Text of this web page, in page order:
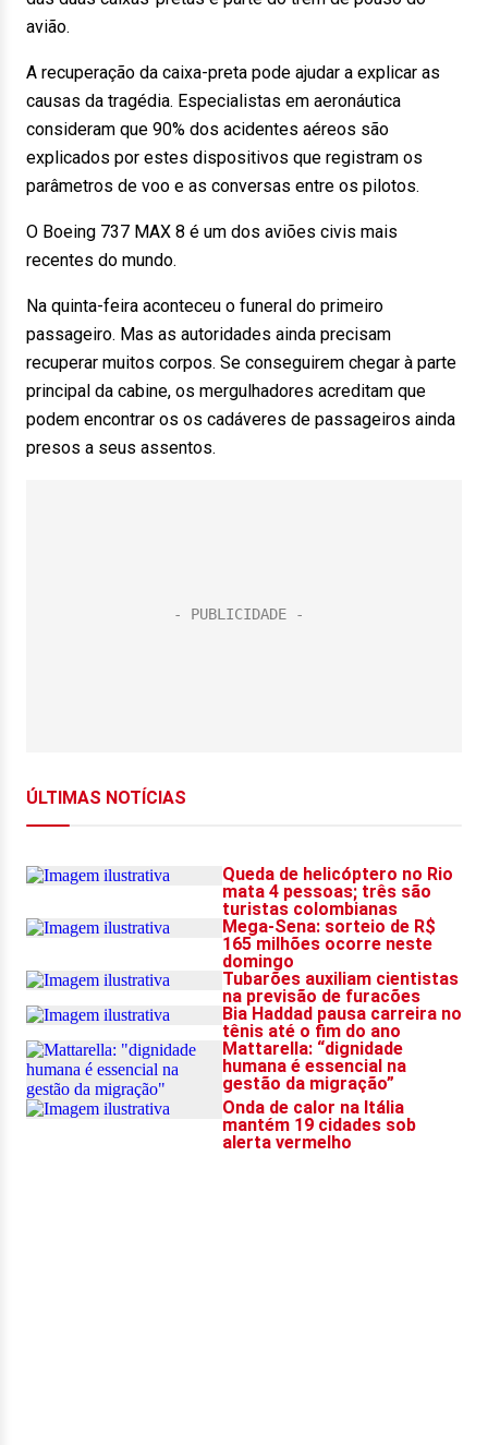
avião.
A recuperação da caixa-preta pode ajudar a explicar as
causas da tragédia. Especialistas em aeronáutica
consideram que 90% dos acidentes aéreos são
explicados por estes dispositivos que registram os
parâmetros de voo e as conversas entre os pilotos.
O Boeing 737 MAX 8 é um dos aviões civis mais
recentes do mundo.
Na quinta-feira aconteceu o funeral do primeiro
passageiro. Mas as autoridades ainda precisam
recuperar muitos corpos. Se conseguirem chegar à parte
principal da cabine, os mergulhadores acreditam que
podem encontrar os os cadáveres de passageiros ainda
presos a seus assentos.